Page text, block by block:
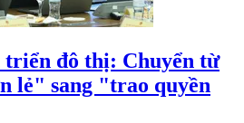
đô thị: Chuyển từ
lẻ" sang "trao quyền